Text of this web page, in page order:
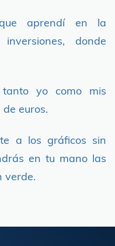
aprendí en la
donde
yo como mis
euros.
a los gráficos sin
en tu mano las
verde.